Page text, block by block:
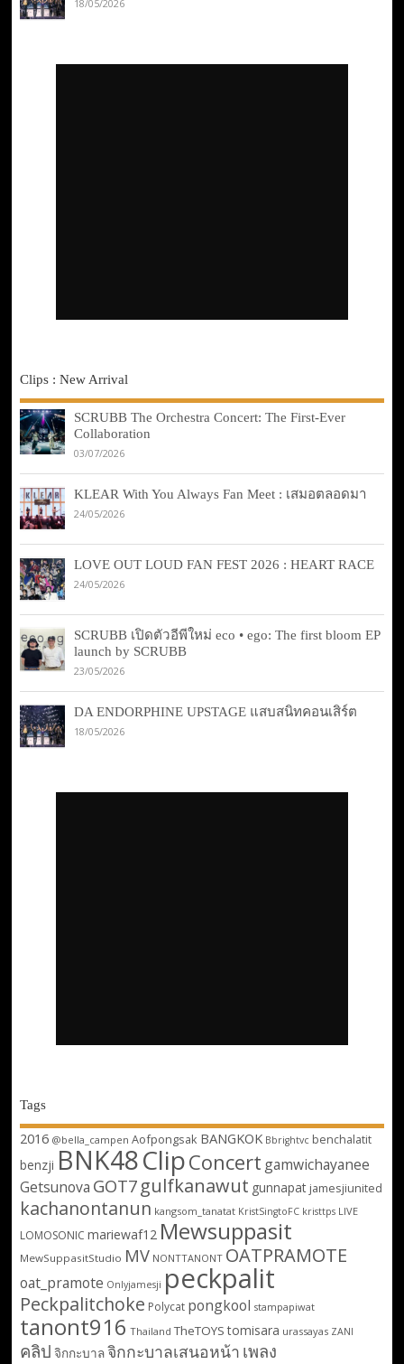
18/05/2026
Clips : New Arrival
SCRUBB The Orchestra Concert: The First-Ever
Collaboration
03/07/2026
KLEAR With You Always Fan Meet : เสมอตลอดมา
24/05/2026
LOVE OUT LOUD FAN FEST 2026 : HEART RACE
24/05/2026
SCRUBB เปิดตัวอีพีใหม่ eco • ego: The first bloom EP
launch by SCRUBB
23/05/2026
DA ENDORPHINE UPSTAGE แสบสนิทคอนเสิร์ต
18/05/2026
Tags
2016 @bella_campen Aofpongsak BANGKOK Bbrightvc benchalatit
benzji BNK48ClipConcert gamwichayanee
Getsunova GOT7 gulfkanawut gunnapat jamesjiunited
kachanontanun kangsom_tanatat KristSingtoFC kristtps LIVE
LOMOSONIC mariewaf12 Mewsuppasit
MewSuppasitStudio MV NONTTANONT OATPRAMOTE
oat_pramote Onlyjamesji peckpalit
Peckpalitchoke Polycat pongkool stampapiwat
tanont916 Thailand TheTOYS tomisara urassayas ZANI
คลิป จิกกะบาลจิกกะบาลเสนอหน้า เพลง